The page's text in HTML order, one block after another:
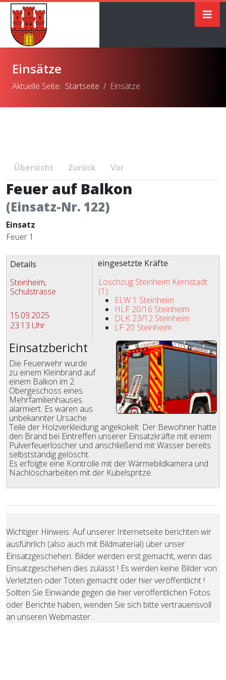
Einsätze
Aktuelle Seite: Startseite Einsätze
Übersicht Zurück Vor
Feuer auf Balkon
(Einsatz-Nr. 122)
Einsatz
Feuer 1
Details
Steinheim,
Schulstrasse
15.09.2025
23:13 Uhr
eingesetzte Kräfte
Löschzug Steinheim Kernstadt
(1)
ELW 1 Steinheim
HLF 20/16 Steinheim
DLK 23/12 Steinheim
LF 20 Steinheim
Einsatzbericht
Die Feuerwehr wurde
zu einem Kleinbrand auf
einem Balkon im 2.
Obergeschoss eines
Mehrfamilienhauses
alarmiert. Es waren aus
unbekannter Ursache
Teile der Holzverkleidung angekokelt. Der Bewohner hatte
den Brand bei Eintreffen unserer Einsatzkräfte mit einem
Pulverfeuerlöscher und anschließend mit Wasser bereits
selbstständig gelöscht.
Es erfolgte eine Kontrolle mit der Wärmebildkamera und
Nachlöscharbeiten mit der Kübelspritze.
Wichtiger Hinweis: Auf unserer Internetseite berichten wir
ausführlich (also auch mit Bildmaterial) über unser
Einsatzgeschehen. Bilder werden erst gemacht, wenn das
Einsatzgeschehen dies zulässt ! Es werden keine Bilder von
Verletzten oder Toten gemacht oder hier veröffentlicht !
Sollten Sie Einwände gegen die hier veröffentlichen Fotos
oder Berichte haben, wenden Sie sich bitte vertrauensvoll
an unseren Webmaster.